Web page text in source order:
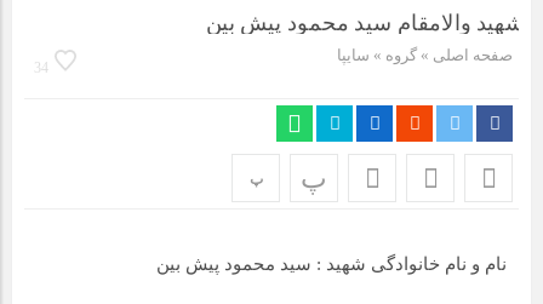
دانش‌آموزان از خطوط تولید مگاموتور
برگزار شد
مراسم گرامیداشت سالروز آزادسازی خرمشهر در نمازخانه فاطمیه
صفحه اصلی » گروه » سایپا
34
پ پ
نام و نام خانوادگی شهید : سید محمود پیش بین